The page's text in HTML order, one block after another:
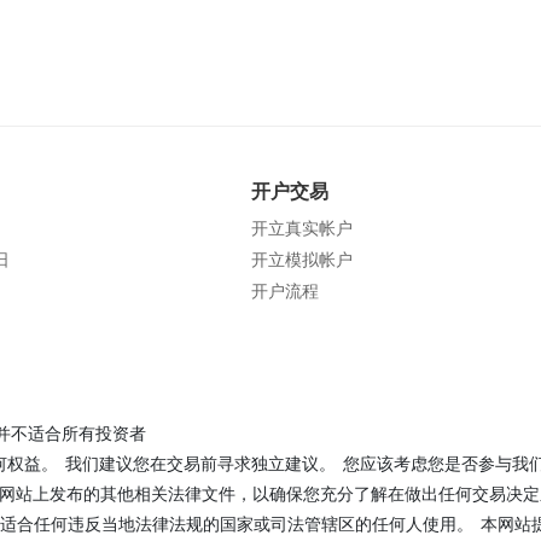
开户交易
开立真实帐户
开立模拟帐户
开户流程
不适合所有投资者
益。 我们建议您在交易前寻求独立建议。 您应该考虑您是否参与
站上发布的其他相关法律文件，以确保您充分了解在做出任何交易决
合任何违反当地法律法规的国家或司法管辖区的任何人使用。 本网站